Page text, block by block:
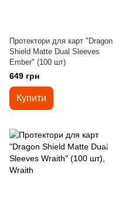
Протектори для карт "Dragon
Shield Matte Dual Sleeves
Ember" (100 шт)
649 грн
Купити